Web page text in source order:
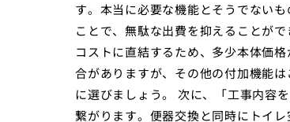
す。本当に必要な機能とそうでない
ことで、無駄な出費を抑えることが
コストに直結するため、多少本体価
合がありますが、その他の付加機能
に選びましょう。 次に、「工事内容
繋がります。便器交換と同時にトイ